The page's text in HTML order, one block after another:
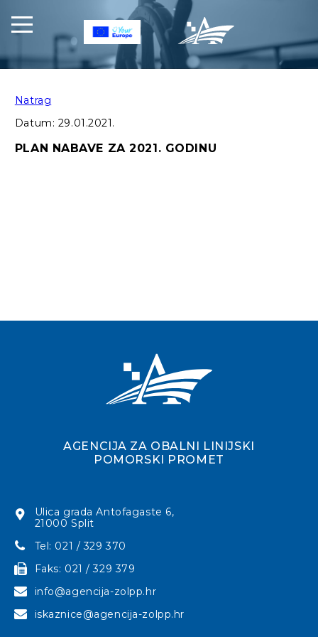
Natrag
Datum: 29.01.2021.
PLAN NABAVE ZA 2021. GODINU
AGENCIJA ZA OBALNI LINIJSKI
POMORSKI PROMET
Ulica grada Antofagaste 6,
21000 Split
Tel: 021 / 329 370
Faks: 021 / 329 379
info@agencija-zolpp.hr
iskaznice@agencija-zolpp.hr